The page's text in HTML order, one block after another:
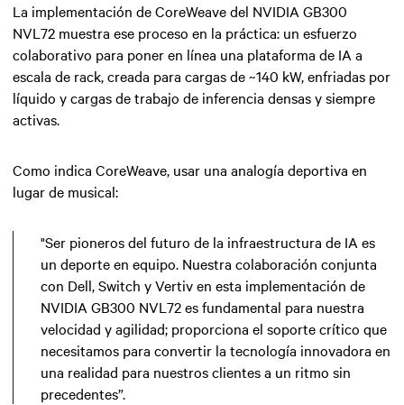
La implementación de CoreWeave del NVIDIA GB300
NVL72 muestra ese proceso en la práctica: un esfuerzo
colaborativo para poner en línea una plataforma de IA a
escala de rack, creada para cargas de ~140 kW, enfriadas por
líquido y cargas de trabajo de inferencia densas y siempre
activas.
Como indica CoreWeave, usar una analogía deportiva en
lugar de musical:
"Ser pioneros del futuro de la infraestructura de IA es
un deporte en equipo. Nuestra colaboración conjunta
con Dell, Switch y Vertiv en esta implementación de
NVIDIA GB300 NVL72 es fundamental para nuestra
velocidad y agilidad; proporciona el soporte crítico que
necesitamos para convertir la tecnología innovadora en
una realidad para nuestros clientes a un ritmo sin
precedentes”.